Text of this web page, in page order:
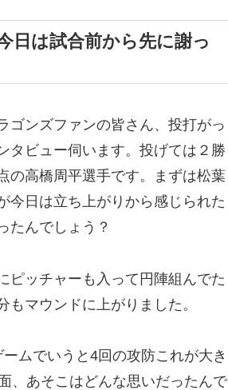
日は試合前から先に謝っ
ゴンズファンの皆さん、投打がっ
タビュー伺います。投げては２勝
の高橋周平選手です。まずは松葉
今日は立ち上がりから感じられた
たんでしょう？
ピッチャーも入って円陣組んでた
マウンドに上がりました。
ムでいうと4回の攻防これが大き
、あそこはどんな思いだったんで